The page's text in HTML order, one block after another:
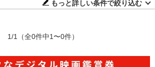
もっと詳しい条件で絞り込む
1/1 （全0件中1〜0件）